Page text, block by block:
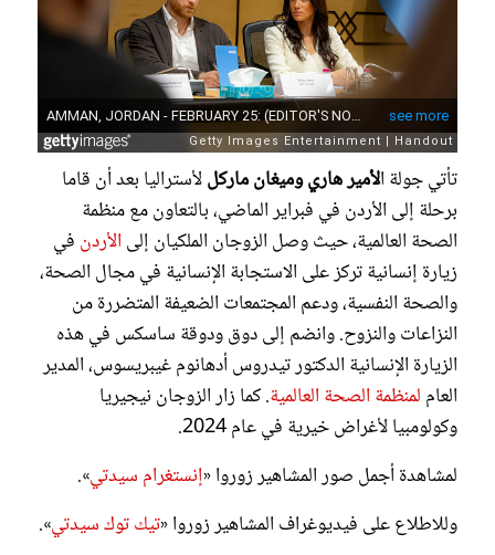
تأتي جولة الأمير هاري وميغان ماركللأستراليا بعد أن قاما
برحلة إلى الأردن في فبراير الماضي، بالتعاون مع منظمة
الصحة العالمية، حيث وصل الزوجان الملكيان إلى الأردن في
زيارة إنسانية تركز على الاستجابة الإنسانية في مجال الصحة،
والصحة النفسية، ودعم المجتمعات الضعيفة المتضررة من
النزاعات والنزوح. وانضم إلى دوق ودوقة ساسكس في هذه
الزيارة الإنسانية الدكتور تيدروس أدهانوم غيبريسوس، المدير
العام لمنظمة الصحة العالمية. كما زار الزوجان نيجيريا
وكولومبيا لأغراض خيرية في عام 2024.
لمشاهدة أجمل صور المشاهير زوروا «إنستغرام سيدتي».
وللاطلاع على فيديوغراف المشاهير زوروا «تيك توك سيدتي».